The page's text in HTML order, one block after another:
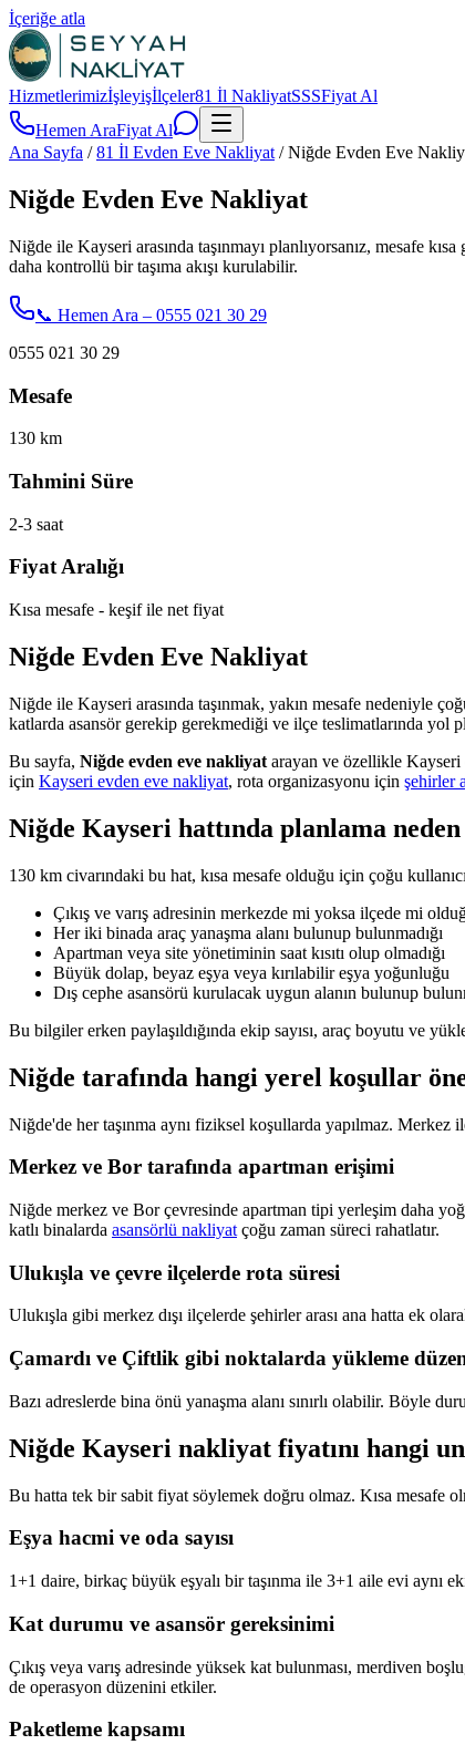
İçeriğe atla
Hizmetlerimizİşleyişİlçeler81 İl NakliyatSSSFiyat Al
Hemen AraFiyat Al
Ana Sayfa /81 İl Evden Eve Nakliyat /Niğde Evden Eve
Niğde Evden Eve Nakliyat
Niğde ile Kayseri arasında taşınmayı planlıyorsanız, mesafe
daha kontrollü bir taşıma akışı kurulabilir.
📞 Hemen Ara – 0555 021 30 29
0555 021 30 29
Mesafe
130 km
Tahmini Süre
2-3 saat
Fiyat Aralığı
Kısa mesafe - keşif ile net fiyat
Niğde Evden Eve Nakliyat
Niğde ile Kayseri arasında taşınmak, yakın mesafe nedeniyle
katlarda asansör gerekip gerekmediği ve ilçe teslimatlarında yol
Bu sayfa, Niğde evden eve nakliyat arayan ve özellikle Kayseri
için Kayseri evden eve nakliyat, rota organizasyonu için şehirler
Niğde Kayseri hattında planlama
130 km civarındaki bu hat, kısa mesafe olduğu için çoğu
Çıkış ve varış adresinin merkezde mi yoksa ilçede mi
Her iki binada araç yanaşma alanı bulunup bulunmadığı
Apartman veya site yönetiminin saat kısıtı olup olmadığı
Büyük dolap, beyaz eşya veya kırılabilir eşya yoğunluğu
Dış cephe asansörü kurulacak uygun alanın bulunup
Bu bilgiler erken paylaşıldığında ekip sayısı, araç boyutu ve
Niğde tarafında hangi yerel koşullar
Niğde'de her taşınma aynı fiziksel koşullarda yapılmaz. Merkez
Merkez ve Bor tarafında apartman erişimi
Niğde merkez ve Bor çevresinde apartman tipi yerleşim daha
katlı binalarda asansörlü nakliyat çoğu zaman süreci rahatlatır.
Ulukışla ve çevre ilçelerde rota süresi
Ulukışla gibi merkez dışı ilçelerde şehirler arası ana hatta ek
Çamardı ve Çiftlik gibi noktalarda yükleme
Bazı adreslerde bina önü yanaşma alanı sınırlı olabilir. Böyle
Niğde Kayseri nakliyat fiyatını hangi
Bu hatta tek bir sabit fiyat söylemek doğru olmaz. Kısa mesafe
Eşya hacmi ve oda sayısı
1+1 daire, birkaç büyük eşyalı bir taşınma ile 3+1 aile evi aynı
Kat durumu ve asansör gereksinimi
Çıkış veya varış adresinde yüksek kat bulunması, merdiven
de operasyon düzenini etkiler.
Paketleme kapsamı